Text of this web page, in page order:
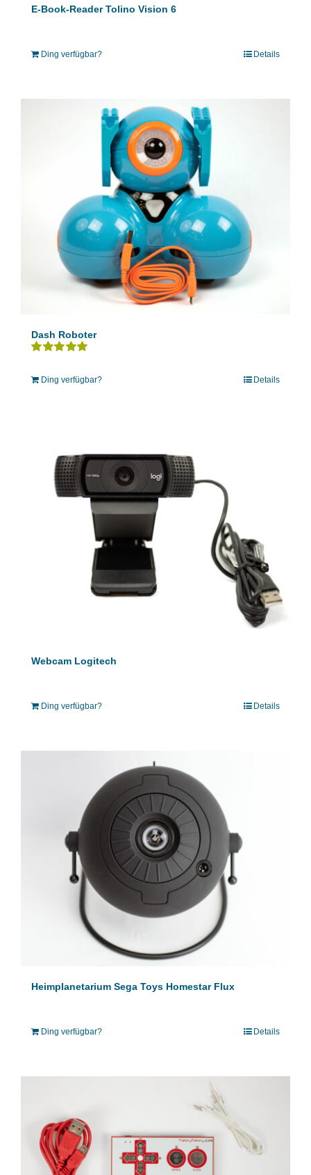
E-Book-Reader Tolino Vision 6
Ding verfügbar? Details
Dash Roboter
mit5.00 von 5
Ding verfügbar? Details
Webcam Logitech
Ding verfügbar? Details
Heimplanetarium Sega Toys Homestar Flux
Ding verfügbar? Details